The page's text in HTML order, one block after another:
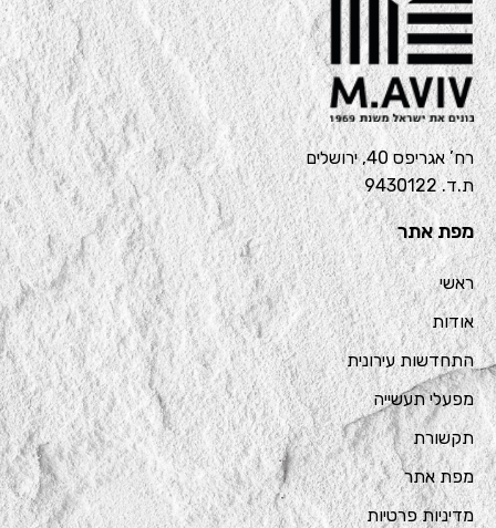
רח’ אגריפס 40, ירושלים
ת.ד. 9430122
מפת אתר
ראשי
אודות
התחדשות עירונית
מפעלי תעשייה
תקשורת
מפת אתר
מדיניות פרטיות